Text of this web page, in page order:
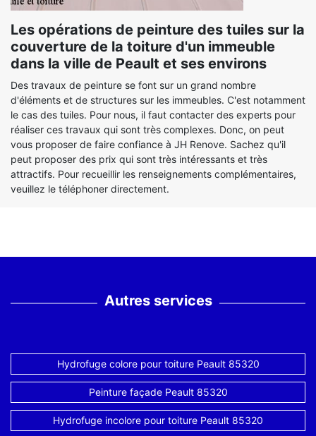
Les opérations de peinture des tuiles sur la
couverture de la toiture d'un immeuble
dans la ville de Peault et ses environs
Des travaux de peinture se font sur un grand nombre
d'éléments et de structures sur les immeubles. C'est notamment
le cas des tuiles. Pour nous, il faut contacter des experts pour
réaliser ces travaux qui sont très complexes. Donc, on peut
vous proposer de faire confiance à JH Renove. Sachez qu'il
peut proposer des prix qui sont très intéressants et très
attractifs. Pour recueillir les renseignements complémentaires,
veuillez le téléphoner directement.
Autres services
Hydrofuge colore pour toiture Peault 85320
Peinture façade Peault 85320
Hydrofuge incolore pour toiture Peault 85320